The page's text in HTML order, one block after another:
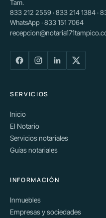
Tam.
833 212 2559 · 833 214 1384 ·
WhatsApp · 833 151 7064
SERVICIOS
Inicio
El Notario
Servicios notariales
Guías notariales
INFORMACIÓN
Inmuebles
Empresas y sociedades